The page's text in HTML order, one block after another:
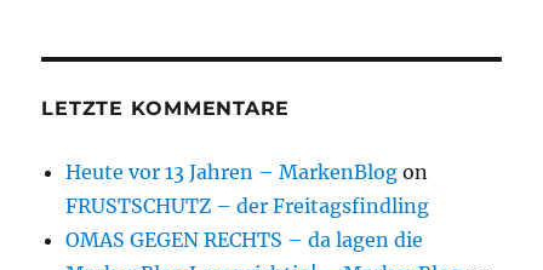
LETZTE KOMMENTARE
Heute vor 13 Jahren – MarkenBlog on
FRUSTSCHUTZ – der Freitagsfindling
OMAS GEGEN RECHTS – da lagen die